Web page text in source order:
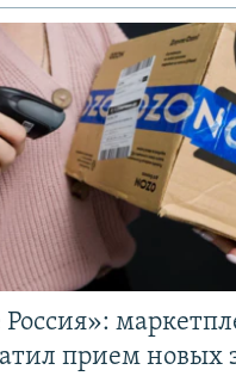
прием новых